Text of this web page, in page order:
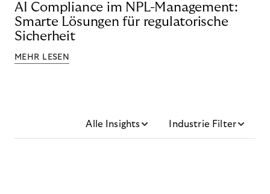
AI Compliance im NPL-Management:
Smarte Lösungen für regulatorische
Sicherheit
MEHR LESEN
Alle Insights Industrie Filter